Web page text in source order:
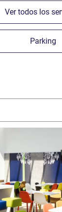
Ver todos los
Parking